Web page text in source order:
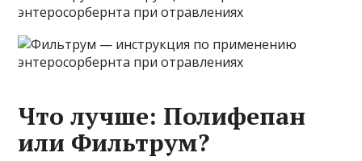
Что лучше: Полифепан
или Фильтрум?